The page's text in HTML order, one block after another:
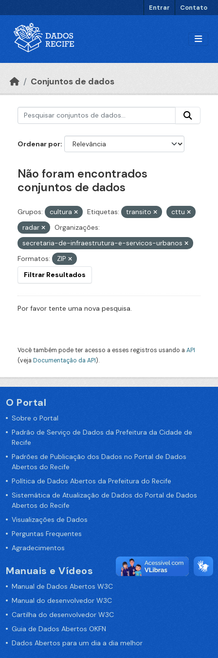
Entrar Contato
Conjuntos de dados
Ordenar por
Não foram encontrados
conjuntos de dados
Grupos: cultura Etiquetas: transito
cttu
radar
Organizações:
secretaria-de-infraestrutura-e-servicos-urbanos
Formatos:
ZIP
Filtrar Resultados
Por favor tente uma nova pesquisa.
Você também pode ter acesso a esses registros usando a API
(veja Documentação da API).
O Portal
Sobre o Portal
Padrão de Serviço de Dados da Prefeitura da Cidade de
Recife
Padrões de Publicação dos Dados no Portal de Dados
Abertos do Recife
Política de Dados Abertos da Prefeitura do Recife
Sistemática de Atualização de Dados do Portal de Dados
Abertos do Recife
Visualizações de Dados
Perguntas Frequentes
Agradecimentos
Manuais e Vídeos
Manual de Dados Abertos W3C
Manual do desenvolvedor W3C
Cartilha do desenvolvedor W3C
Guia de Dados Abertos OKFN
Dados Abertos para um dia a dia melhor